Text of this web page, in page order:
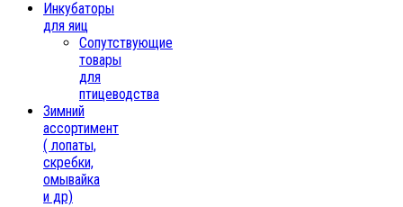
Инкубаторы
для яиц
Сопутствующие
товары
для
птицеводства
Зимний
ассортимент
( лопаты,
скребки,
омывайка
и др)